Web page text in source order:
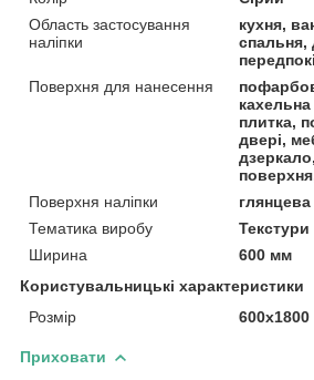
Область застосування
наліпки
кухня,
спальня,
Поверхня для нанесення
плитка,
двері,
Поверхня наліпки
глянцева
Тематика виробу
Текстури
Ширина
600 мм
Користувальницькі характеристики
Розмір
Приховати